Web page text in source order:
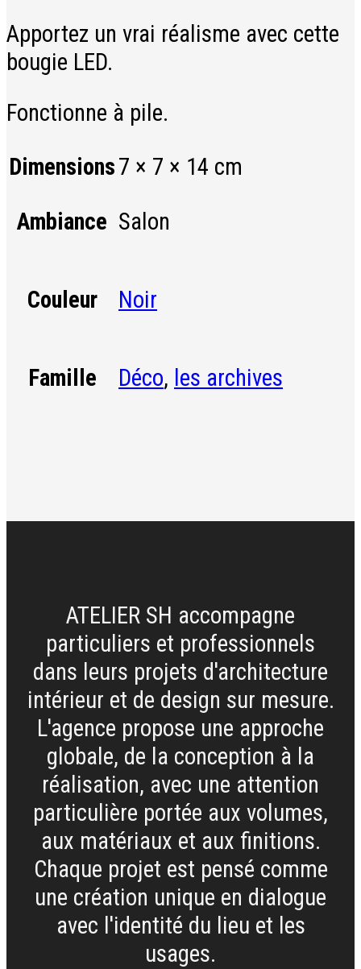
Apportez un vrai réalisme avec cette
bougie LED.
Fonctionne à pile.
Dimensions7 × 7 × 14 cm
Ambiance Salon
Couleur Noir
Famille Déco, les archives
ATELIER SH accompagne
particuliers et professionnels
dans leurs projets d'architecture
intérieur et de design sur mesure.
L'agence propose une approche
globale, de la conception à la
réalisation, avec une attention
particulière portée aux volumes,
aux matériaux et aux finitions.
Chaque projet est pensé comme
une création unique en dialogue
avec l'identité du lieu et les
usages.